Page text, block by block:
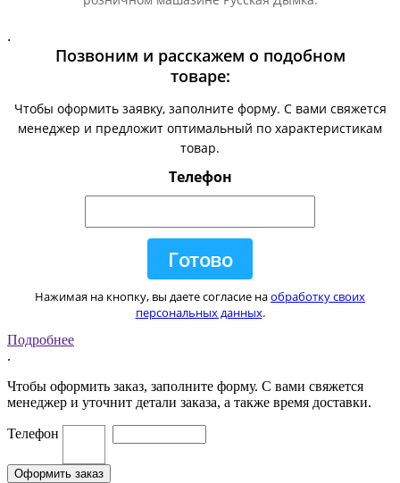
.
Позвоним и расскажем о подобном
товаре:
Чтобы оформить заявку, заполните форму. С вами свяжется
менеджер и предложит оптимальный по характеристикам
товар.
Телефон
Нажимая на кнопку, вы даете согласие наобработку своих
персональных данных.
Подробнее
.
Чтобы оформить заказ, заполните форму. С вами свяжется
менеджер и уточнит детали заказа, а также время доставки.
Телефон